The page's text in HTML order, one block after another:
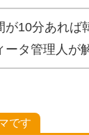
が10分あれば
ータ管理人が
です